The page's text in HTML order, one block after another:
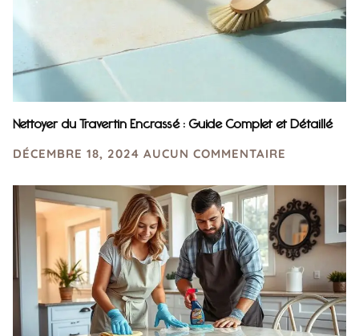
Nettoyer du Travertin Encrassé : Guide Complet et Détaillé
DÉCEMBRE 18, 2024 AUCUN COMMENTAIRE